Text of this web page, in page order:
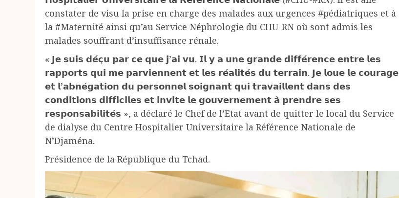
constater de visu la prise en charge des malades aux urgences #pédiatriques et à
la #Maternité ainsi qu’au Service Néphrologie du CHU-RN où sont admis les
malades souffrant d’insuffisance rénale.
« 𝗝𝗲 𝘀𝘂𝗶𝘀 𝗱𝗲́𝗰̧𝘂 𝗽𝗮𝗿 𝗰𝗲 𝗾𝘂𝗲 𝗷’𝗮𝗶 𝘃𝘂. 𝗜𝗹 𝘆 𝗮 𝘂𝗻𝗲 𝗴𝗿𝗮𝗻𝗱𝗲 𝗱𝗶𝗳𝗳𝗲́𝗿𝗲𝗻𝗰𝗲 𝗲𝗻𝘁𝗿𝗲 𝗹𝗲𝘀
𝗿𝗮𝗽𝗽𝗼𝗿𝘁𝘀 𝗾𝘂𝗶 𝗺𝗲 𝗽𝗮𝗿𝘃𝗶𝗲𝗻𝗻𝗲𝗻𝘁 𝗲𝘁 𝗹𝗲𝘀 𝗿𝗲́𝗮𝗹𝗶𝘁𝗲́𝘀 𝗱𝘂 𝘁𝗲𝗿𝗿𝗮𝗶𝗻. 𝗝𝗲 𝗹𝗼𝘂𝗲 𝗹𝗲 𝗰𝗼𝘂𝗿𝗮𝗴𝗲
𝗲𝘁 𝗹’𝗮𝗯𝗻𝗲́𝗴𝗮𝘁𝗶𝗼𝗻 𝗱𝘂 𝗽𝗲𝗿𝘀𝗼𝗻𝗻𝗲𝗹 𝘀𝗼𝗶𝗴𝗻𝗮𝗻𝘁 𝗾𝘂𝗶 𝘁𝗿𝗮𝘃𝗮𝗶𝗹𝗹𝗲𝗻𝘁 𝗱𝗮𝗻𝘀 𝗱𝗲𝘀
𝗰𝗼𝗻𝗱𝗶𝘁𝗶𝗼𝗻𝘀 𝗱𝗶𝗳𝗳𝗶𝗰𝗶𝗹𝗲𝘀 𝗲𝘁 𝗶𝗻𝘃𝗶𝘁𝗲 𝗹𝗲 𝗴𝗼𝘂𝘃𝗲𝗿𝗻𝗲𝗺𝗲𝗻𝘁 𝗮̀ 𝗽𝗿𝗲𝗻𝗱𝗿𝗲 𝘀𝗲𝘀
𝗿𝗲𝘀𝗽𝗼𝗻𝘀𝗮𝗯𝗶𝗹𝗶𝘁𝗲́𝘀 », a déclaré le Chef de l’Etat avant de quitter le local du Service
de dialyse du Centre Hospitalier Universitaire la Référence Nationale de
N’Djaména.
Présidence de la République du Tchad.